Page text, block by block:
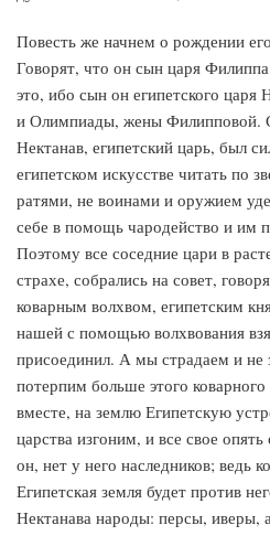
Повесть же начнем о рождении
Говорят, что он сын царя
это, ибо сын он египетского царя
и Олимпиады, жены Филипповой.
Нектанав, египетский царь, был
египетском искусстве читать по
ратями, не воинами и оружием
себе в помощь чародейство и им
Поэтому все соседние цари в
страхе, собрались на совет,
коварным волхвом, египетским
нашей с помощью волхвования
присоединил. А мы страдаем и не
потерпим больше этого
вместе, на землю Египетскую
царства изгоним, и все свое
он, нет у него наследников; ведь
Египетская земля будет против
Нектанава народы: персы, иверы,